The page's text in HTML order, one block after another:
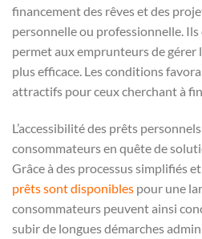
financement des rêves et des
personnelle ou professionnelle.
permet aux emprunteurs de gérer
plus efficace. Les conditions
attractifs pour ceux cherchant à
L’accessibilité des prêts
consommateurs en quête de
Grâce à des processus simplifiés
prêts sont disponibles pour une
consommateurs peuvent ainsi
subir de longues démarches